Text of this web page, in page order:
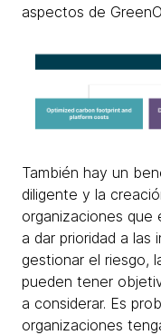
aspectos de
También hay un
diligente y la
organizaciones que
a dar prioridad a las
gestionar el riesgo,
pueden tener
a considerar. Es
organizaciones